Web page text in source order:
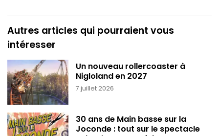
Autres articles qui pourraient vous
intéresser
7 juillet 2026
Un nouveau rollercoaster à
Nigloland en 2027
30 ans de Main basse sur la
Joconde : tout sur le spectacle